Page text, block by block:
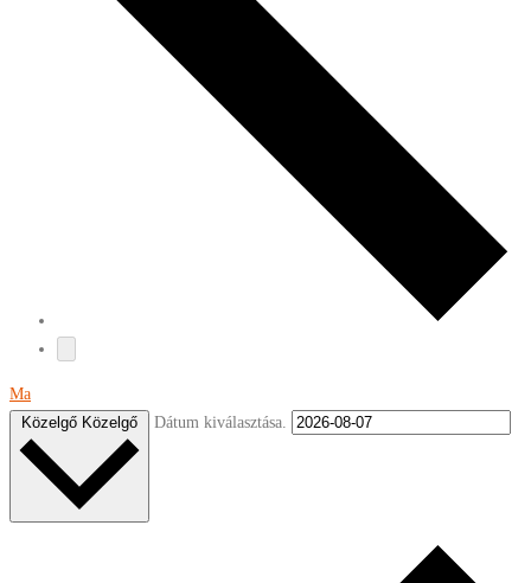
Ma
Közelgő Közelgő Dátum kiválasztása.